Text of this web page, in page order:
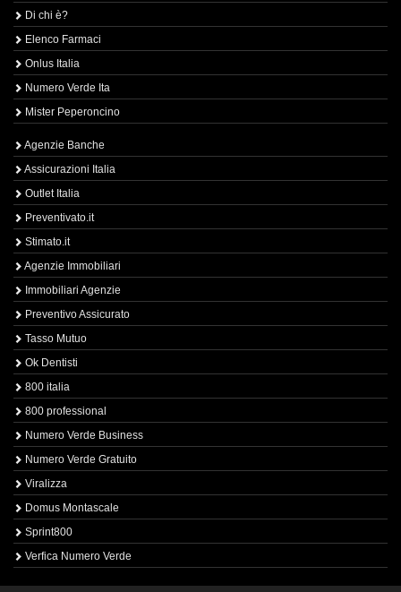
Di chi è?
Elenco Farmaci
Onlus Italia
Numero Verde Ita
Mister Peperoncino
Agenzie Banche
Assicurazioni Italia
Outlet Italia
Preventivato.it
Stimato.it
Agenzie Immobiliari
Immobiliari Agenzie
Preventivo Assicurato
Tasso Mutuo
Ok Dentisti
800 italia
800 professional
Numero Verde Business
Numero Verde Gratuito
Viralizza
Domus Montascale
Sprint800
Verfica Numero Verde